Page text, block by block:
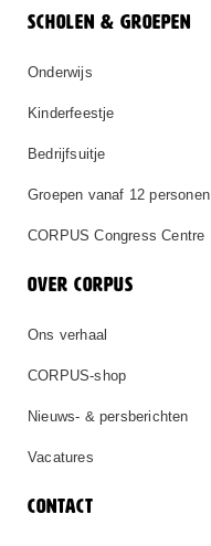
SCHOLEN & GROEPEN
Onderwijs
Kinderfeestje
Bedrijfsuitje
Groepen vanaf 12 personen
CORPUS Congress Centre
OVER CORPUS
Ons verhaal
CORPUS-shop
Nieuws- & persberichten
Vacatures
CONTACT